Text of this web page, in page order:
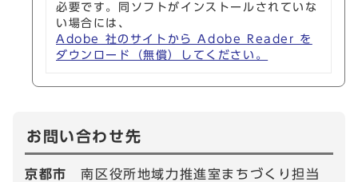
必要です。同ソフトがインストールされていな
い場合には、
Adobe 社のサイトから Adobe Reader を
ダウンロード（無償）してください。
お問い合わせ先
京都市南区役所地域力推進室まちづくり担当